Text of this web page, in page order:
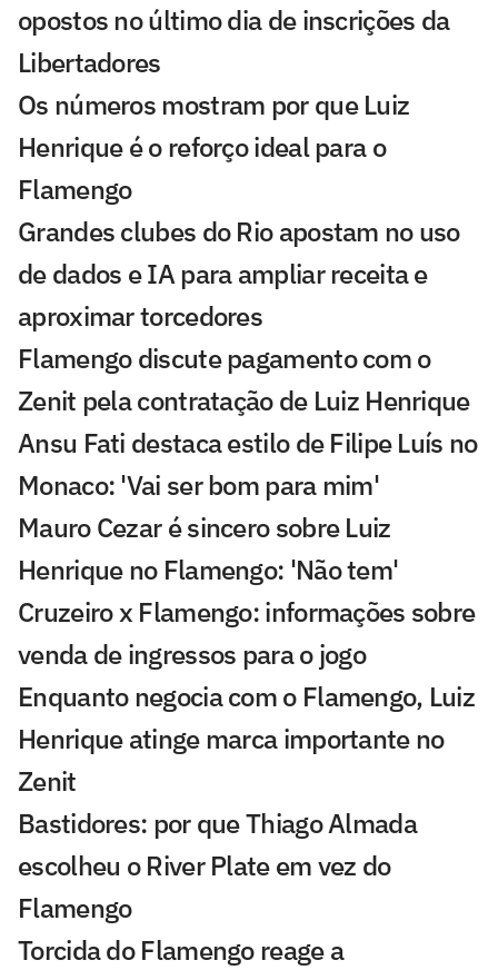
opostos no último dia de inscrições da
Libertadores
Os números mostram por que Luiz
Henrique é o reforço ideal para o
Flamengo
Grandes clubes do Rio apostam no uso
de dados e IA para ampliar receita e
aproximar torcedores
Flamengo discute pagamento com o
Zenit pela contratação de Luiz Henrique
Ansu Fati destaca estilo de Filipe Luís no
Monaco: 'Vai ser bom para mim'
Mauro Cezar é sincero sobre Luiz
Henrique no Flamengo: 'Não tem'
Cruzeiro x Flamengo: informações sobre
venda de ingressos para o jogo
Enquanto negocia com o Flamengo, Luiz
Henrique atinge marca importante no
Zenit
Bastidores: por que Thiago Almada
escolheu o River Plate em vez do
Flamengo
Torcida do Flamengo reage a